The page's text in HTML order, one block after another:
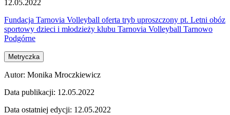
12.05.2022
Fundacja Tarnovia Volleyball oferta tryb uproszczony pt. Letni obóz
sportowy dzieci i młodzieży klubu Tarnovia Volleyball Tarnowo
Podgórne
Metryczka
Autor: Monika Mroczkiewicz
Data publikacji: 12.05.2022
Data ostatniej edycji: 12.05.2022